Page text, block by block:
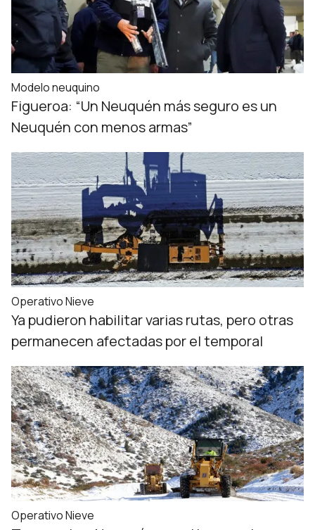
Modelo neuquino
Figueroa: “Un Neuquén más seguro es un
Neuquén con menos armas”
Operativo Nieve
Ya pudieron habilitar varias rutas, pero otras
permanecen afectadas por el temporal
Operativo Nieve